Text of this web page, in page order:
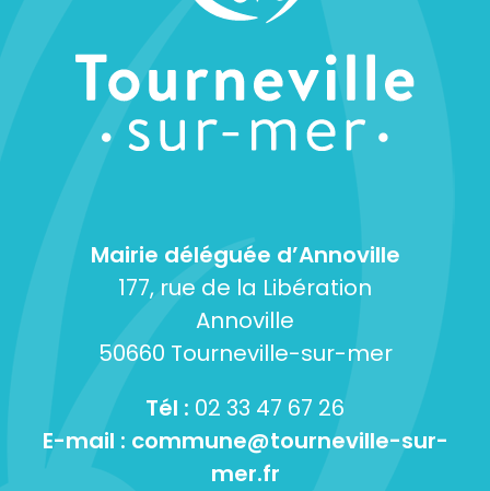
Mairie déléguée d’Annoville
177, rue de la Libération
Annoville
50660 Tourneville-sur-mer
Tél : 02 33 47 67 26
E-mail : commune@tourneville-sur-
mer.fr